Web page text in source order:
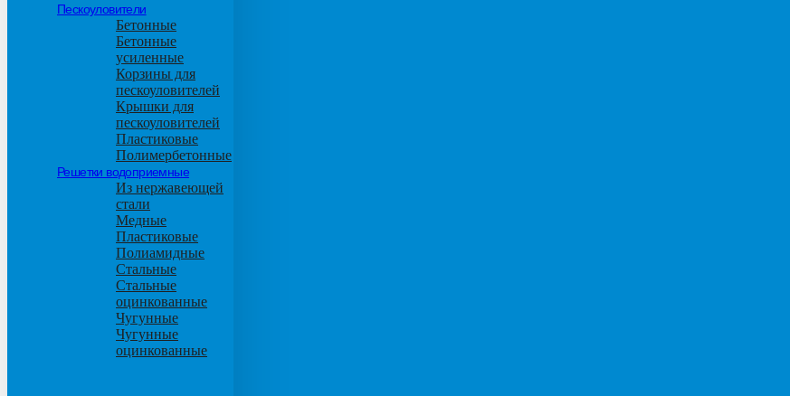
Пескоуловители
Бетонные
Бетонные
усиленные
Корзины для
пескоуловителей
Крышки для
пескоуловителей
Пластиковые
Полимербетонные
Решетки водоприемные
Из нержавеющей
стали
Медные
Пластиковые
Полиамидные
Стальные
Стальные
оцинкованные
Чугунные
Чугунные
оцинкованные